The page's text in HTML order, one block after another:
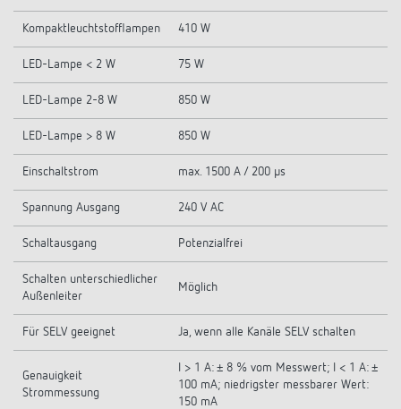
Kompaktleuchtstofflampen 410 W
LED-Lampe < 2 W 75 W
LED-Lampe 2-8 W 850 W
LED-Lampe > 8 W 850 W
Einschaltstrom max. 1500 A / 200 µs
Spannung Ausgang 240 V AC
Schaltausgang Potenzialfrei
Schalten unterschiedlicher
Außenleiter
Möglich
Für SELV geeignet Ja, wenn alle Kanäle SELV schalten
Genauigkeit
Strommessung
I > 1 A: ± 8 % vom Messwert; I < 1 A: ±
100 mA; niedrigster messbarer Wert:
150 mA